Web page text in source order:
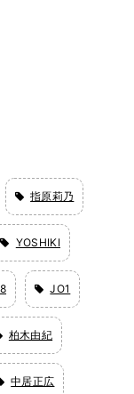
指原莉乃
YOSHIKI
JO1
柏木由紀
中居正広